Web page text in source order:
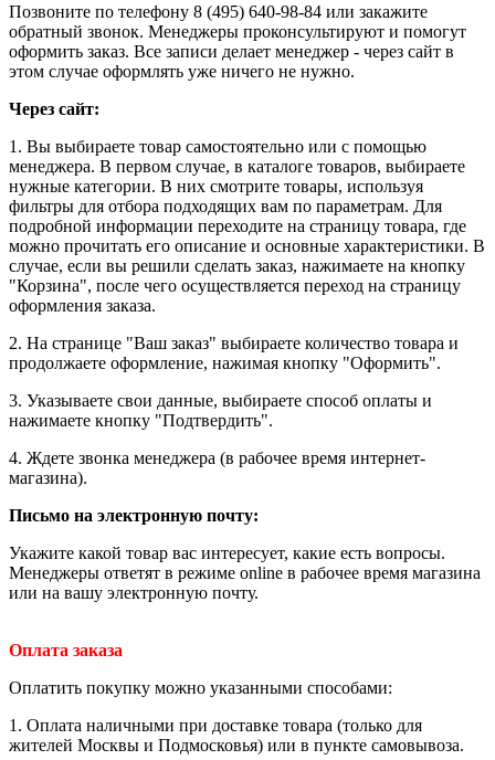
Позвоните по телефону 8 (495) 640-98-84 или закажите
обратный звонок. Менеджеры проконсультируют и помогут
оформить заказ. Все записи делает менеджер - через сайт в
этом случае оформлять уже ничего не нужно.
Через сайт:
1. Вы выбираете товар самостоятельно или с помощью
менеджера. В первом случае, в каталоге товаров, выбираете
нужные категории. В них смотрите товары, используя
фильтры для отбора подходящих вам по параметрам. Для
подробной информации переходите на страницу товара, где
можно прочитать его описание и основные характеристики. В
случае, если вы решили сделать заказ, нажимаете на кнопку
"Корзина", после чего осуществляется переход на страницу
оформления заказа.
2. На странице "Ваш заказ" выбираете количество товара и
продолжаете оформление, нажимая кнопку "Оформить".
3. Указываете свои данные, выбираете способ оплаты и
нажимаете кнопку "Подтвердить".
4. Ждете звонка менеджера (в рабочее время интернет-
магазина).
Письмо на электронную почту:
Укажите какой товар вас интересует, какие есть вопросы.
Менеджеры ответят в режиме online в рабочее время магазина
или на вашу электронную почту.
Оплата заказа
Оплатить покупку можно указанными способами:
1. Оплата наличными при доставке товара (только для
жителей Москвы и Подмосковья) или в пункте самовывоза.